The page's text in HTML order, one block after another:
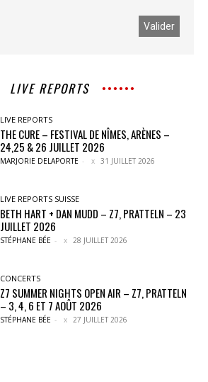
LIVE REPORTS
LIVE REPORTS
THE CURE – FESTIVAL DE NÎMES, ARÈNES –
24,25 & 26 JUILLET 2026
MARJORIE DELAPORTE - 31 JUILLET 2026
LIVE REPORTS SUISSE
BETH HART + DAN MUDD – Z7, PRATTELN – 23
JUILLET 2026
STÉPHANE BÉE - 28 JUILLET 2026
CONCERTS
Z7 SUMMER NIGHTS OPEN AIR – Z7, PRATTELN
– 3, 4, 6 ET 7 AOÛT 2026
STÉPHANE BÉE - 27 JUILLET 2026